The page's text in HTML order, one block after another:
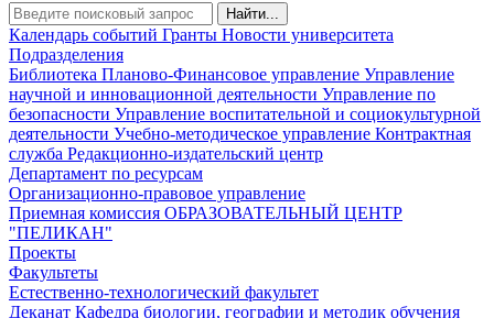
Найти...
Календарь событий Гранты Новости университета
Подразделения
Библиотека Планово-Финансовое управление Управление
научной и инновационной деятельности Управление по
безопасности Управление воспитательной и социокультурной
деятельности Учебно-методическое управление Контрактная
служба Редакционно-издательский центр
Департамент по ресурсам
Организационно-правовое управление
Приемная комиссия ОБРАЗОВАТЕЛЬНЫЙ ЦЕНТР
"ПЕЛИКАН"
Проекты
Факультеты
Естественно-технологический факультет
Деканат Кафедра биологии, географии и методик обучения